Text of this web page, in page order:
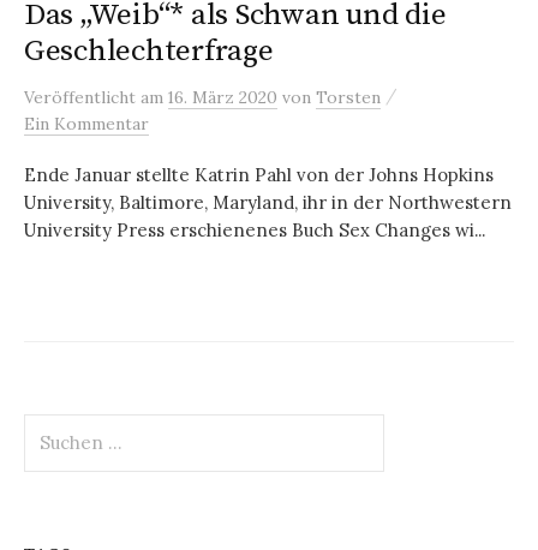
Das „Weib“* als Schwan und die
Geschlechterfrage
Veröffentlicht am 16. März 2020 von Torsten /
Ein Kommentar
Ende Januar stellte Katrin Pahl von der Johns Hopkins
University, Baltimore, Maryland, ihr in der Northwestern
University Press erschienenes Buch Sex Changes wi...
nach: